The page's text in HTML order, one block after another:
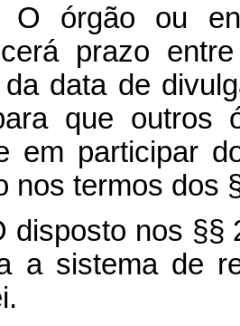
órgão ou
prazo
data de
que outros
em participar
nos termos dos
disposto nos §§
a sistema de